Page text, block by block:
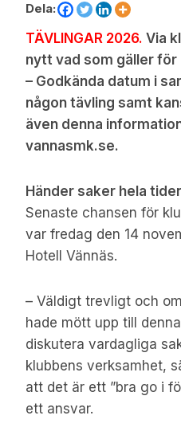
Dela:
TÄVLINGAR 2026. Via
nytt vad som gäller för
– Godkända datum i
någon tävling samt
även denna
vannasmk.se.
Händer saker hela
Senaste chansen för
var fredag den 14
Hotell Vännäs.
– Väldigt trevligt och
hade mött upp till
diskutera vardagliga
klubbens verksamhet,
att det är ett ”bra go i
ett ansvar.